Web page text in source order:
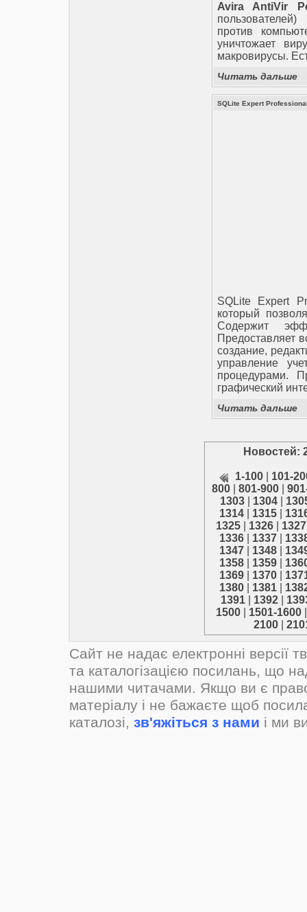
Avira AntiVir
против
уничтожает
макровирусы.
Читать дальше
SQLite Expert
SQLite Expert
который
Содержит
Предоставляет
создание,
управление
процедурами.
графический
Читать дальше
Новостей:
1-100
101-
800| 801-900|
1303| 1304|
1314
1315
1325
1326 1327
1336
1337
1347
1348
1358
1359
1369
1370
1380
1381
1391| 1392|
1500
1501-1600
2100|
Сайт не надає електронні версії
та каталогізацією посилань, що
нашими читачами. Якщо ви є
матеріалу і не бажаєте щоб
каталозі, зв'яжіться з нами і ми